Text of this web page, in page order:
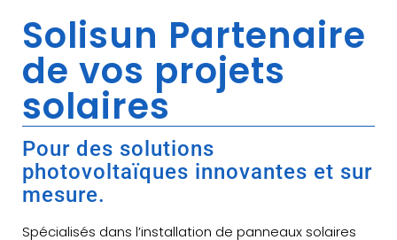
Solisun Partenaire
de vos projets
solaires
Pour des solutions
photovoltaïques innovantes et sur
mesure.
Spécialisés dans l’installation de panneaux solaires